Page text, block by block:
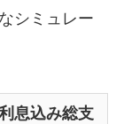
シミュレー
息込み総支